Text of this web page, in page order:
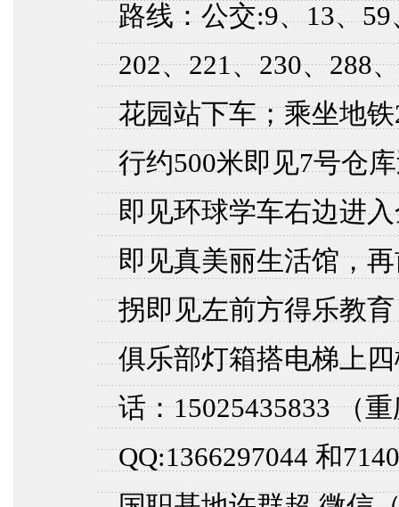
路线：公交:9、13、
202、221、230、288
花园站下车；乘坐地
行约500米即见7号仓
即见环球学车右边进
即见真美丽生活馆，
拐即见左前方得乐教
俱乐部灯箱搭电梯上
话：15025435833 （
QQ:1366297044 和